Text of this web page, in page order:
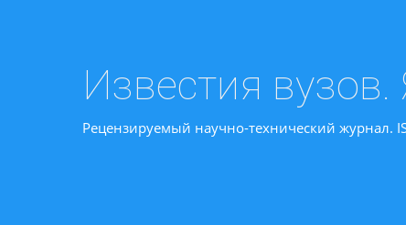
Известия вузов.
Рецензируемый научно-технический журнал.